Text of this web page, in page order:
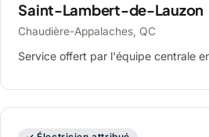
Saint-Lambert-de-Lauzon
Chaudière-Appalaches, QC
Service offert par l'équipe centrale